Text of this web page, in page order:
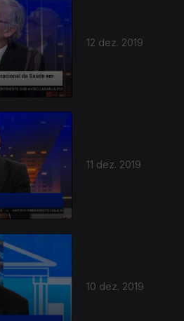
12 dez. 2019
11 dez. 2019
10 dez. 2019